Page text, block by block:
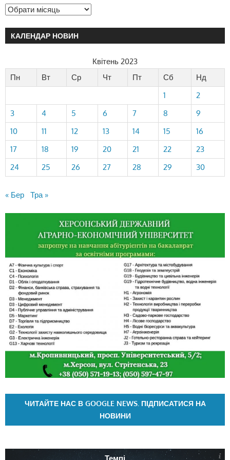
КАЛЕНДАР НОВИН
Квітень 2023
Пн
Вт Ср Чт Пт Сб
Нд
1
2
3
4 5 6 7 8
9
10
11 12 13 14 15
16
17
18 19 20 21 22
23
24
25 26 27 28 29 30
« Бер Тра »
ЧИТАЙТЕ НАС В GOOGLE NEWS. ПІДПИСАТИСЯ НА
НОВИНИ
Темпі